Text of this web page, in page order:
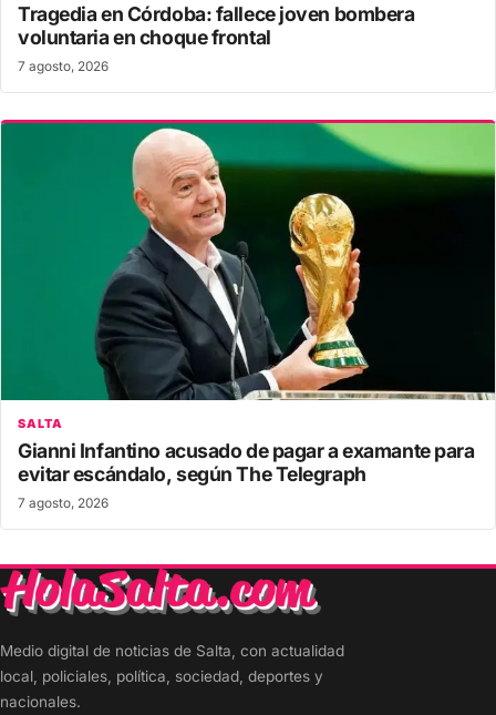
Tragedia en Córdoba: fallece joven bombera
voluntaria en choque frontal
7 agosto, 2026
SALTA
Gianni Infantino acusado de pagar a examante para
evitar escándalo, según The Telegraph
7 agosto, 2026
Medio digital de noticias de Salta, con actualidad
local, policiales, política, sociedad, deportes y
nacionales.